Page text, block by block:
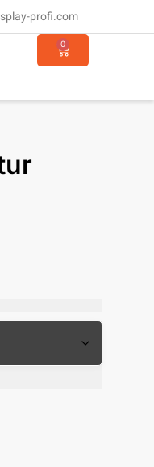
profi.com
0